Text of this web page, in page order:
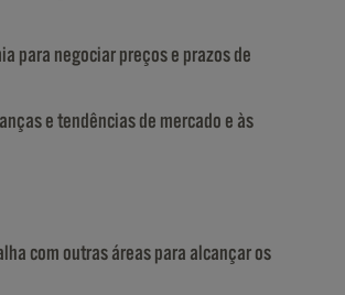
para negociar preços e prazos de
e tendências de mercado e às
com outras áreas para alcançar os